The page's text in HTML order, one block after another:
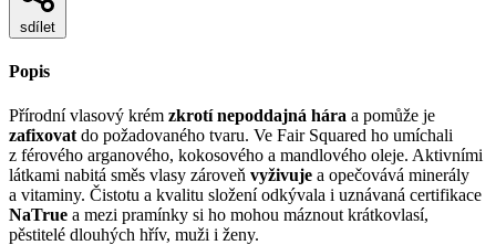
sdílet
Popis
Přírodní vlasový krém zkrotí nepoddajná hára a pomůže je
zafixovat do požadovaného tvaru. Ve Fair Squared ho umíchali
z férového arganového, kokosového a mandlového oleje. Aktivními
látkami nabitá směs vlasy zároveň vyživuje a opečovává minerály
a vitaminy. Čistotu a kvalitu složení odkývala i uznávaná certifikace
NaTrue a mezi pramínky si ho mohou máznout krátkovlasí,
pěstitelé dlouhých hřív, muži i ženy.